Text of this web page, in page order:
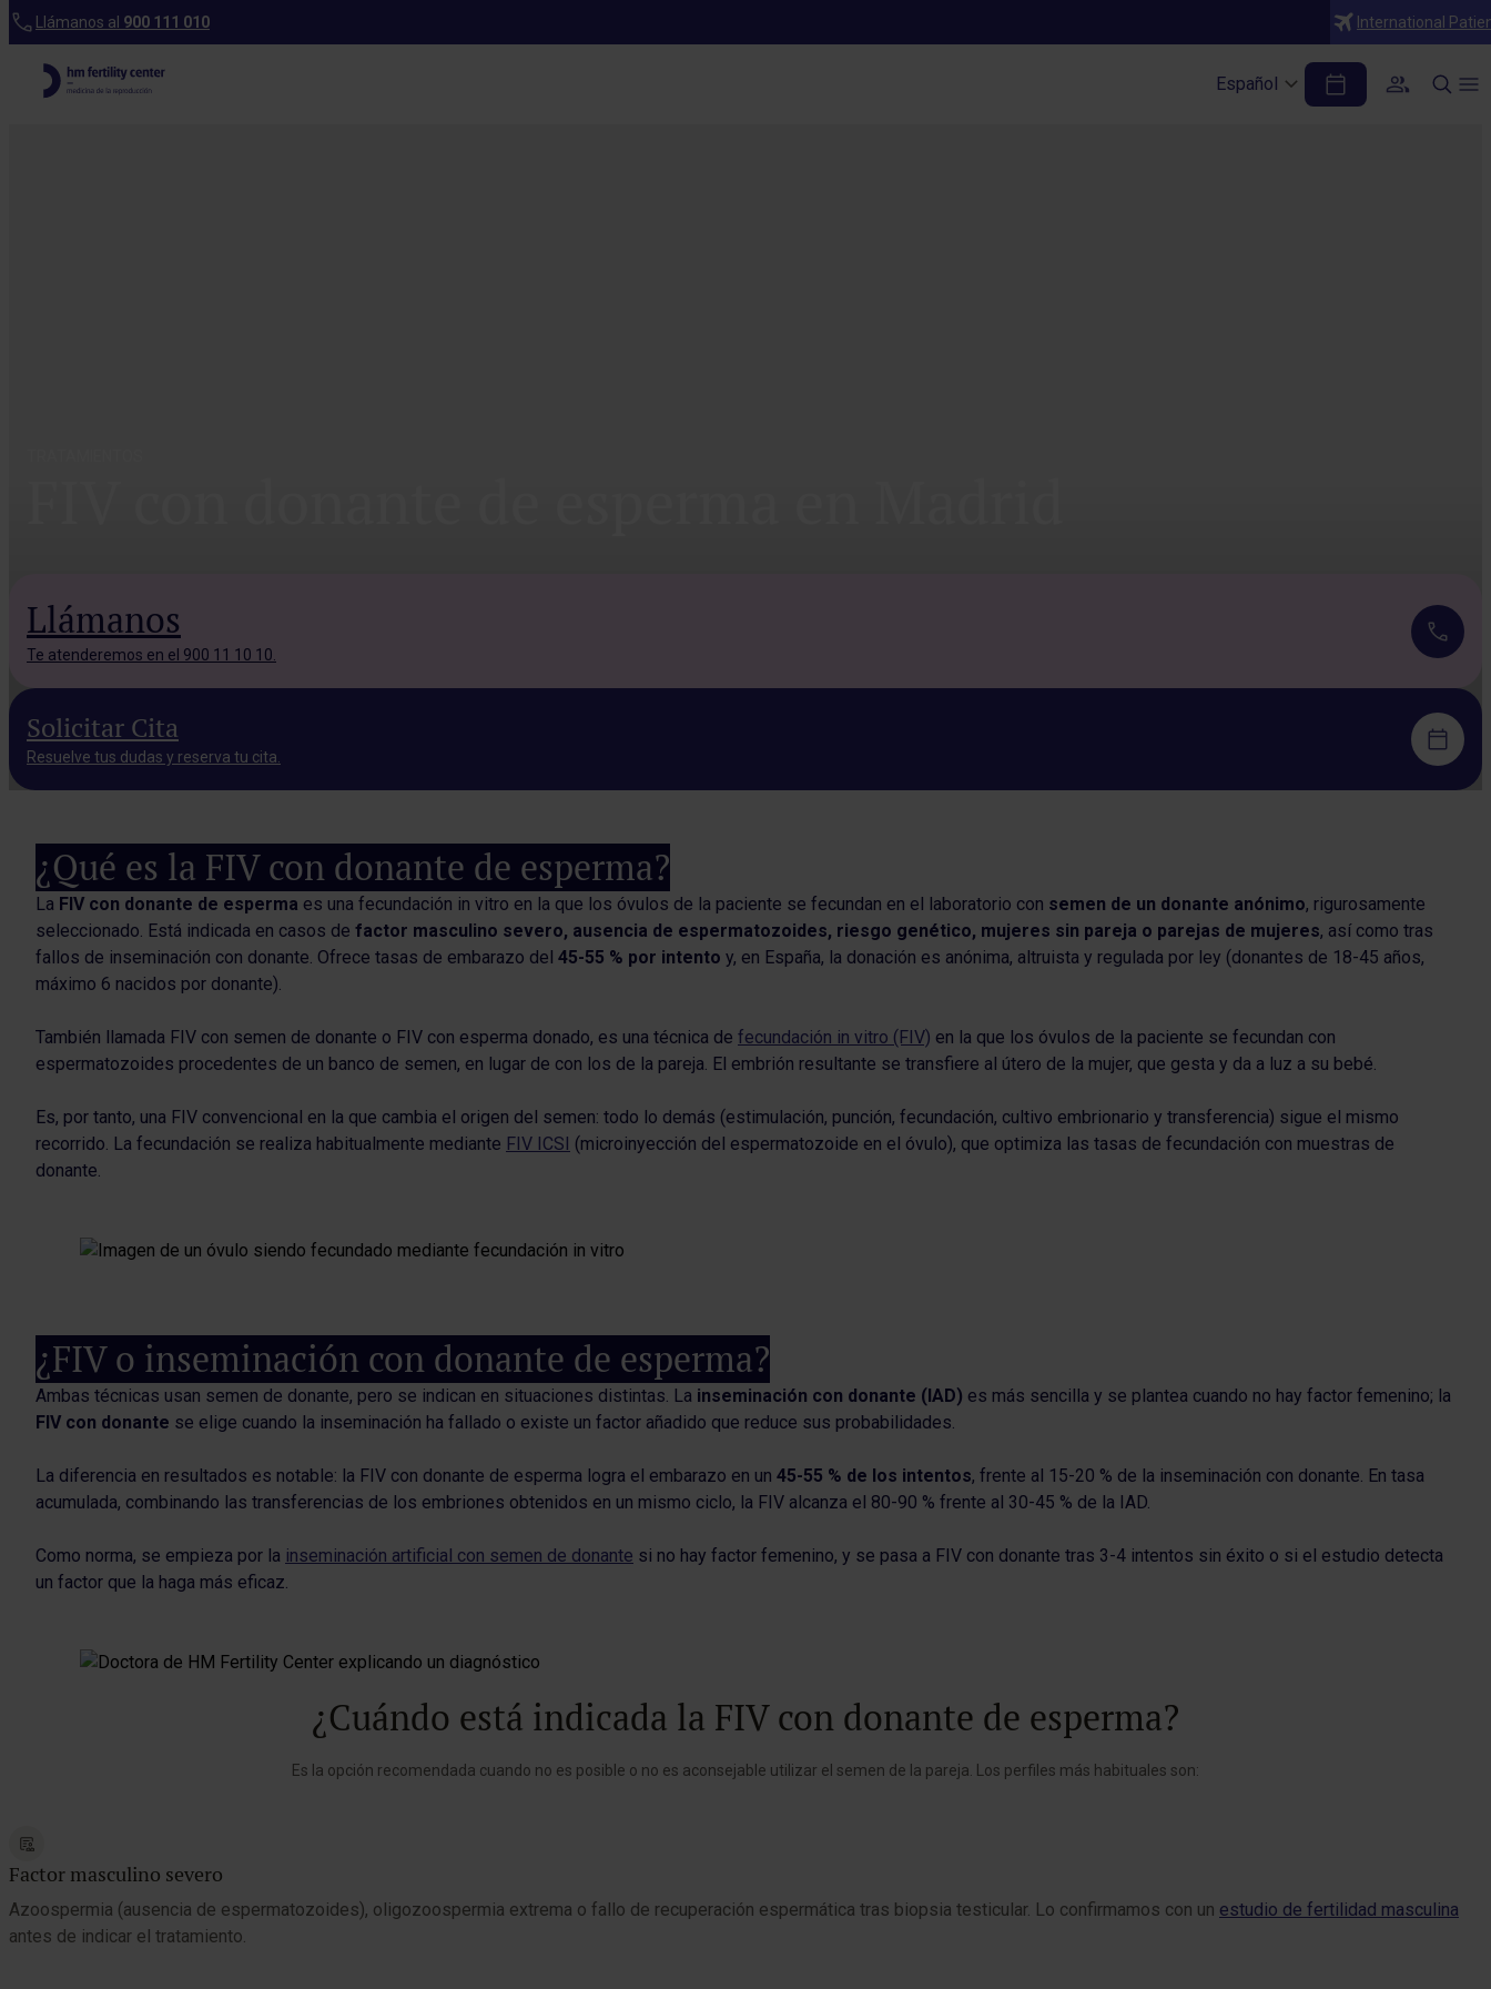
Llámanos al 900 111 010 International
Español
Llámanos
Te atenderemos en el 900 11 10 10.
Solicitar Cita
Resuelve tus dudas y reserva tu cita.
¿Qué es la FIV con donante de esperma?
La FIV con donante de esperma es una fecundación in vitro en la que los óvulos de la paciente se fecundan en el laboratorio con semen de un donante anónimo, rigurosamente
seleccionado. Está indicada en casos de factor masculino severo, ausencia de espermatozoides, riesgo genético, mujeres sin pareja o parejas de mujeres, así como tras
fallos de inseminación con donante. Ofrece tasas de embarazo del 45-55 % por intento y, en España, la donación es anónima, altruista y regulada por ley (donantes de 18-45 años,
máximo 6 nacidos por donante).
También llamada FIV con semen de donante o FIV con esperma donado, es una técnica de fecundación in vitro (FIV) en la que los óvulos de la paciente se fecundan con
espermatozoides procedentes de un banco de semen, en lugar de con los de la pareja. El embrión resultante se transfiere al útero de la mujer, que gesta y da a luz a su bebé.
Es, por tanto, una FIV convencional en la que cambia el origen del semen: todo lo demás (estimulación, punción, fecundación, cultivo embrionario y transferencia) sigue el mismo
recorrido. La fecundación se realiza habitualmente mediante FIV ICSI (microinyección del espermatozoide en el óvulo), que optimiza las tasas de fecundación con muestras de
donante.
¿FIV o inseminación con donante de esperma?
Ambas técnicas usan semen de donante, pero se indican en situaciones distintas. La inseminación con donante (IAD) es más sencilla y se plantea cuando no hay factor femenino; la
FIV con donante se elige cuando la inseminación ha fallado o existe un factor añadido que reduce sus probabilidades.
La diferencia en resultados es notable: la FIV con donante de esperma logra el embarazo en un 45-55 % de los intentos, frente al 15-20 % de la inseminación con donante. En tasa
acumulada, combinando las transferencias de los embriones obtenidos en un mismo ciclo, la FIV alcanza el 80-90 % frente al 30-45 % de la IAD.
Como norma, se empieza por la inseminación artificial con semen de donante si no hay factor femenino, y se pasa a FIV con donante tras 3-4 intentos sin éxito o si el estudio detecta
un factor que la haga más eficaz.
¿Cuándo está indicada la FIV con donante de esperma?
Es la opción recomendada cuando no es posible o no es aconsejable utilizar el semen de la pareja. Los perfiles más habituales son:
Factor masculino severo
Azoospermia (ausencia de espermatozoides), oligozoospermia extrema o fallo de recuperación espermática tras biopsia testicular. Lo confirmamos con un estudio de fertilidad masculina
antes de indicar el tratamiento.